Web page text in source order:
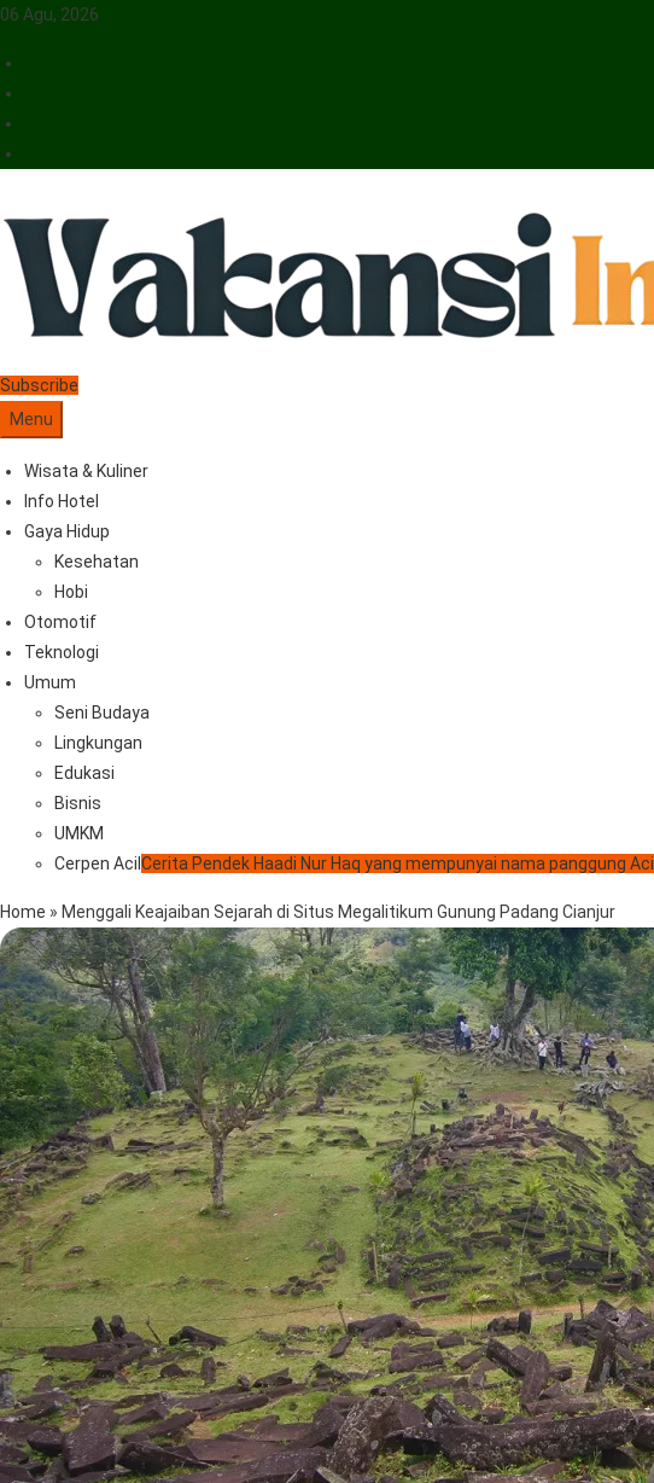
06 Agu, 2026
Vakansiinfo
Menyajikan Berita Serta Informasi Seputar Pariwisata Dan Hotel
Subscribe
Menu
Wisata & Kuliner
Info Hotel
Gaya Hidup
Kesehatan
Hobi
Otomotif
Teknologi
Umum
Seni Budaya
Lingkungan
Edukasi
Bisnis
UMKM
Cerpen Acil Cerita Pendek Haadi Nur Haq yang mempunyai nama panggung Acil
Home » Menggali Keajaiban Sejarah di Situs Megalitikum Gunung Padang Cianjur